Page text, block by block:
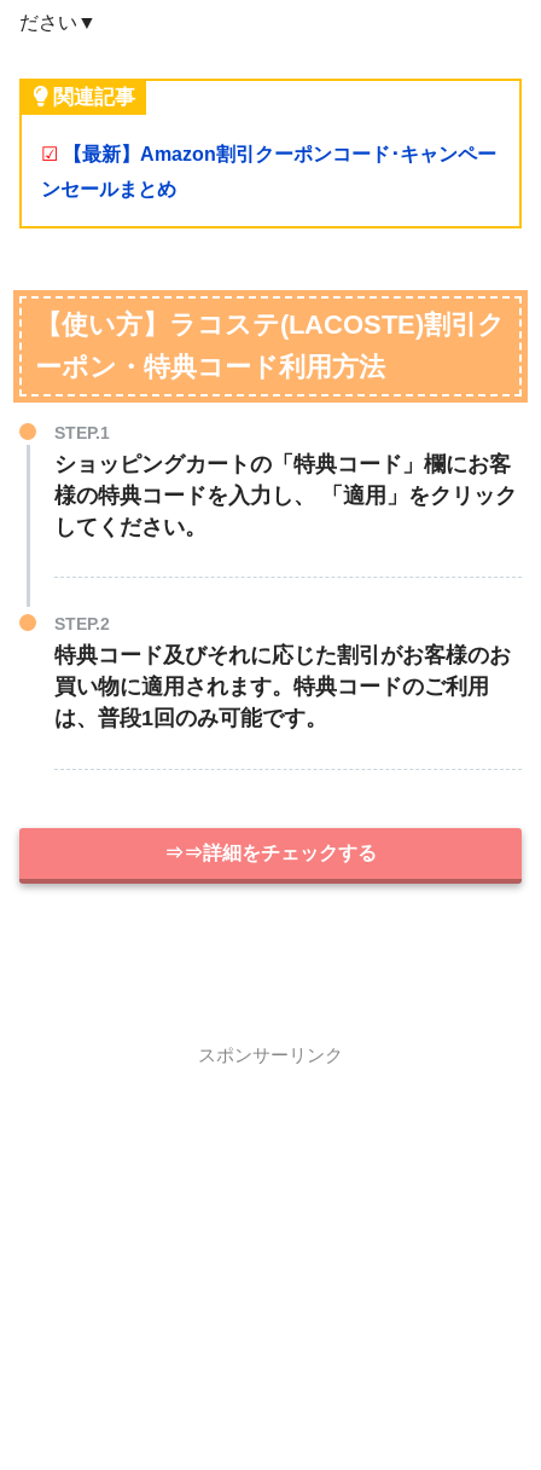
ださい▼
関連記事
☑
【最新】Amazon割引クーポンコード･キャンペー
ンセールまとめ
【使い方】ラコステ(LACOSTE)割引ク
ーポン・特典コード利用方法
STEP.1
ショッピングカートの「特典コード」欄にお客
様の特典コードを入力し、 「適用」をクリック
してください。
STEP.2
特典コード及びそれに応じた割引がお客様のお
買い物に適用されます。特典コードのご利用
は、普段1回のみ可能です。
⇒⇒詳細をチェックする
スポンサーリンク